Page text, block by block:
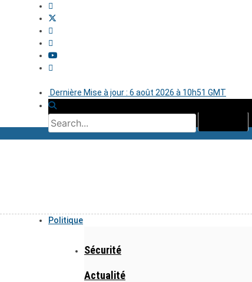
Dernière Mise à jour : 6 août 2026 à 10h51 GMT
Politique
Sécurité
Actualité